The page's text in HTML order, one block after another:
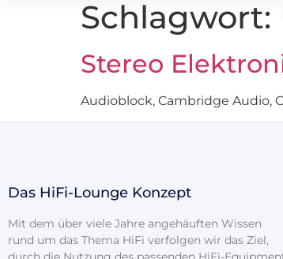
Schlagwort:
Stereo
Audioblock, Cambridge Audio,
Das HiFi-Lounge Konzept
Mit dem über viele Jahre angehäuften Wissen
rund um das Thema HiFi verfolgen wir das Ziel,